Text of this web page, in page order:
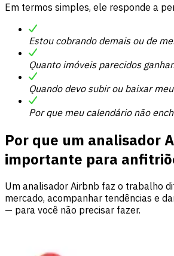
Em termos simples, ele responde a
Estou cobrando demais ou de
Quanto imóveis parecidos
Quando devo subir ou baixar
Por que meu calendário não
Por que um analisador
importante para
Um analisador Airbnb faz o trabalho
mercado, acompanhar tendências e
— para você não precisar fazer.